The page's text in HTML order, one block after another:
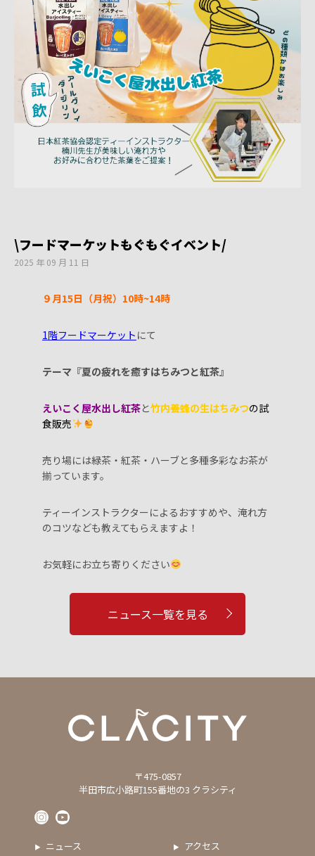
\フードマーケットもぐもぐイベント/
2025 年 09 月 11 日
９月15日（月祝）10時~14時
1階フードマーケット にて
テーマ『夏の疲れを癒すはちみつと紅茶』
えいこく屋水出し紅茶と竹内養蜂の生はちみつの試
食販売
売り場には緑茶・紅茶・ハーブと多種多彩なお茶が
揃っています。
ティーインストラクターによるおすすめや、淹れ方
のコツなども教えてもらえますよ！
お気軽にお立ち寄りください
ニュース一覧を見る
〒475-0857
半田市広小路町155番地の3 クラシティ
ニュース アクセス